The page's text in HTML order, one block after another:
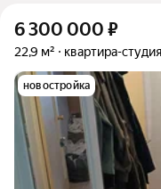
6 300 000 ₽
22,9 м² квартира-студия
новостройка